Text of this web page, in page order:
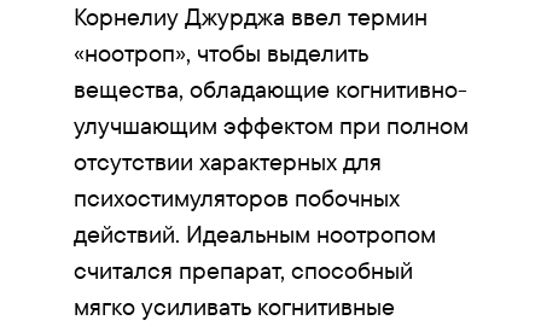
Корнелиу Джурджа ввел термин
«ноотроп», чтобы выделить
вещества, обладающие когнитивно-
улучшающим эффектом при полном
отсутствии характерных для
психостимуляторов побочных
действий. Идеальным ноотропом
считался препарат, способный
мягко усиливать когнитивные